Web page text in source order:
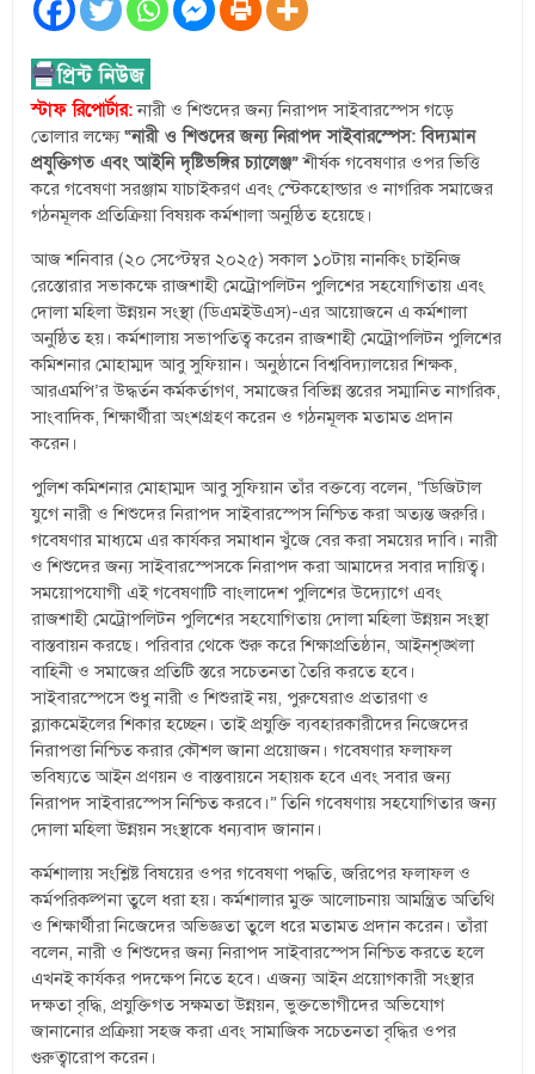
স্টাফ রিপোর্টার:নারী ও শিশুদের জন্য নিরাপদ সাইবারস্পেস গড়ে
তোলার লক্ষ্যে“নারী ও শিশুদের জন্য নিরাপদ সাইবারস্পেস: বিদ্যমান
প্রযুক্তিগত এবং আইনি দৃষ্টিভঙ্গির চ্যালেঞ্জ”শীর্ষক গবেষণার ওপর ভিত্তি
করে গবেষণা সরঞ্জাম যাচাইকরণ এবং স্টেকহোল্ডার ও নাগরিক সমাজের
গঠনমূলক প্রতিক্রিয়া বিষয়ক কর্মশালা অনুষ্ঠিত হয়েছে।
আজ শনিবার (২০ সেপ্টেম্বর ২০২৫) সকাল ১০টায় নানকিং চাইনিজ
রেস্তোরার সভাকক্ষে রাজশাহী মেট্রোপলিটন পুলিশের সহযোগিতায় এবং
দোলা মহিলা উন্নয়ন সংস্থা (ডিএমইউএস)-এর আয়োজনে এ কর্মশালা
অনুষ্ঠিত হয়। কর্মশালায় সভাপতিত্ব করেন রাজশাহী মেট্রোপলিটন পুলিশের
কমিশনার মোহাম্মদ আবু সুফিয়ান। অনুষ্ঠানে বিশ্ববিদ্যালয়ের শিক্ষক,
আরএমপি’র উদ্ধর্তন কর্মকর্তাগণ, সমাজের বিভিন্ন স্তরের সম্মানিত নাগরিক,
সাংবাদিক, শিক্ষার্থীরা অংশগ্রহণ করেন ও গঠনমূলক মতামত প্রদান
করেন।
পুলিশ কমিশনার মোহাম্মদ আবু সুফিয়ান তাঁর বক্তব্যে বলেন, “ডিজিটাল
যুগে নারী ও শিশুদের নিরাপদ সাইবারস্পেস নিশ্চিত করা অত্যন্ত জরুরি।
গবেষণার মাধ্যমে এর কার্যকর সমাধান খুঁজে বের করা সময়ের দাবি। নারী
ও শিশুদের জন্য সাইবারস্পেসকে নিরাপদ করা আমাদের সবার দায়িত্ব।
সময়োপযোগী এই গবেষণাটি বাংলাদেশ পুলিশের উদ্যোগে এবং
রাজশাহী মেট্রোপলিটন পুলিশের সহযোগিতায় দোলা মহিলা উন্নয়ন সংস্থা
বাস্তবায়ন করছে। পরিবার থেকে শুরু করে শিক্ষাপ্রতিষ্ঠান, আইনশৃঙ্খলা
বাহিনী ও সমাজের প্রতিটি স্তরে সচেতনতা তৈরি করতে হবে।
সাইবারস্পেসে শুধু নারী ও শিশুরাই নয়, পুরুষেরাও প্রতারণা ও
ব্ল্যাকমেইলের শিকার হচ্ছেন। তাই প্রযুক্তি ব্যবহারকারীদের নিজেদের
নিরাপত্তা নিশ্চিত করার কৌশল জানা প্রয়োজন। গবেষণার ফলাফল
ভবিষ্যতে আইন প্রণয়ন ও বাস্তবায়নে সহায়ক হবে এবং সবার জন্য
নিরাপদ সাইবারস্পেস নিশ্চিত করবে।” তিনি গবেষণায় সহযোগিতার জন্য
দোলা মহিলা উন্নয়ন সংস্থাকে ধন্যবাদ জানান।
কর্মশালায় সংশ্লিষ্ট বিষয়ের ওপর গবেষণা পদ্ধতি, জরিপের ফলাফল ও
কর্মপরিকল্পনা তুলে ধরা হয়। কর্মশালার মুক্ত আলোচনায় আমন্ত্রিত অতিথি
ও শিক্ষার্থীরা নিজেদের অভিজ্ঞতা তুলে ধরে মতামত প্রদান করেন। তাঁরা
বলেন, নারী ও শিশুদের জন্য নিরাপদ সাইবারস্পেস নিশ্চিত করতে হলে
এখনই কার্যকর পদক্ষেপ নিতে হবে। এজন্য আইন প্রয়োগকারী সংস্থার
দক্ষতা বৃদ্ধি, প্রযুক্তিগত সক্ষমতা উন্নয়ন, ভুক্তভোগীদের অভিযোগ
জানানোর প্রক্রিয়া সহজ করা এবং সামাজিক সচেতনতা বৃদ্ধির ওপর
গুরুত্বারোপ করেন।